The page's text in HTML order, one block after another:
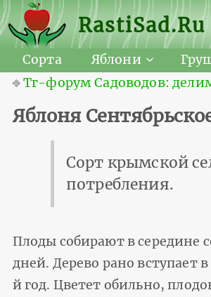
RastiSad.Ru
Сорта
Яблони
⎆Тг-форум Садоводов:
Яблоня
Сорт крымской
потребления.
Плоды собирают в середине
дней. Дерево рано
й год. Цветет обильно,